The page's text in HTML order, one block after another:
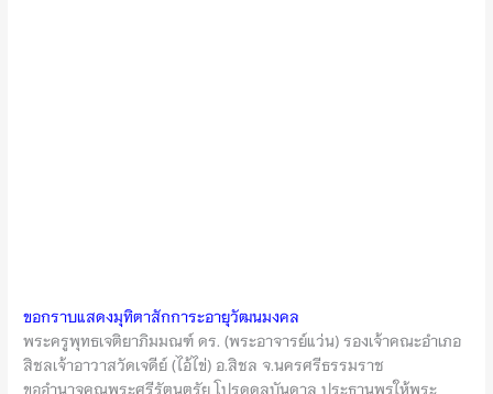
ขอกราบแสดงมุทิตาสักการะอายุวัฒนมงคล
พระครูพุทธเจติยาภิมมณฑ์ ดร. (พระอาจารย์แว่น) รองเจ้าคณะอำเภอ
สิชลเจ้าอาวาสวัดเจดีย์ (ไอ้ไข่) อ.สิชล จ.นครศรีธรรมราช
ขออำนาจคุณพระศรีรัตนตรัย โปรดดลบันดาล ประธานพรให้พระ